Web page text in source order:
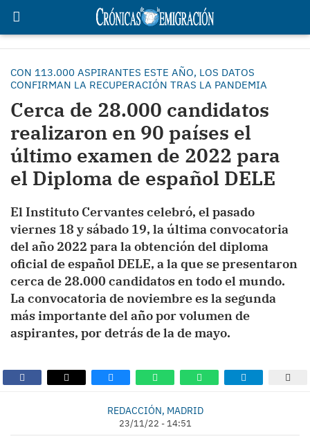
CON 113.000 ASPIRANTES ESTE AÑO, LOS DATOS
CONFIRMAN LA RECUPERACIÓN TRAS LA PANDEMIA
Cerca de 28.000 candidatos
realizaron en 90 países el
último examen de 2022 para
el Diploma de español DELE
El Instituto Cervantes celebró, el pasado
viernes 18 y sábado 19, la última convocatoria
del año 2022 para la obtención del diploma
oficial de español DELE, a la que se presentaron
cerca de 28.000 candidatos en todo el mundo.
La convocatoria de noviembre es la segunda
más importante del año por volumen de
aspirantes, por detrás de la de mayo.
REDACCIÓN, MADRID
23/11/22 - 14:51